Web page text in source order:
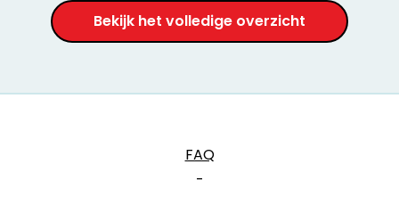
Bekijk het volledige overzicht
FAQ
-